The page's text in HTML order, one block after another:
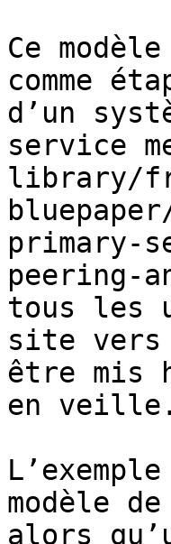
Ce
comme
d’un
service
library/fr/
primary-
peering-
tous les
site vers
être mis
en veille.
modèle
alors